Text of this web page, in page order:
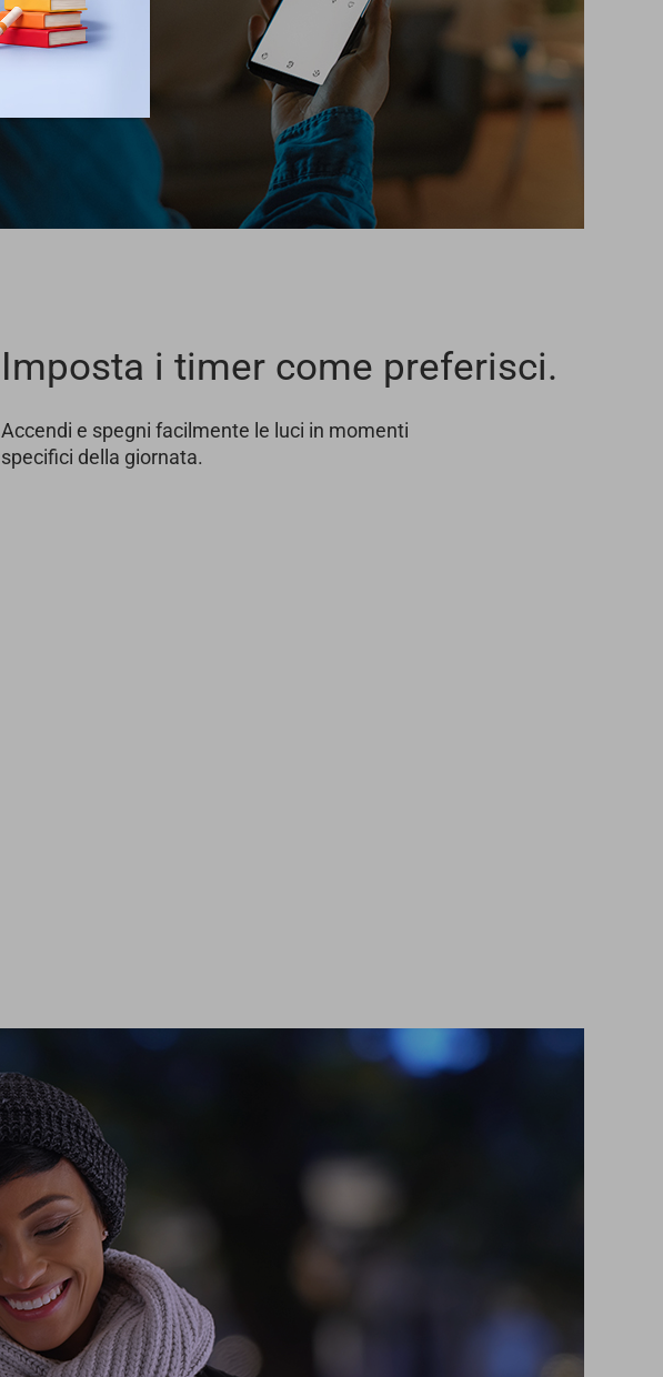
Accendi e spegni facilmente le luci in momenti
specifici della giornata.
Imposta i timer come preferisci.